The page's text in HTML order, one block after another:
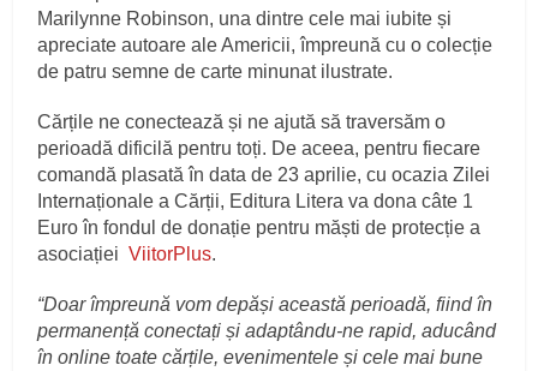
Marilynne Robinson, una dintre cele mai iubite și
apreciate autoare ale Americii, împreună cu o colecție
de patru semne de carte minunat ilustrate.
Cărțile ne conectează și ne ajută să traversăm o
perioadă dificilă pentru toți. De aceea, pentru fiecare
comandă plasată în data de 23 aprilie, cu ocazia Zilei
Internaționale a Cărții, Editura Litera va dona câte 1
Euro în fondul de donație pentru măști de protecție a
asociațieiViitorPlus.
“Doar împreună vom depăși această perioadă, fiind în
permanență conectați și adaptându-ne rapid, aducând
în online toate cărțile, evenimentele și cele mai bune